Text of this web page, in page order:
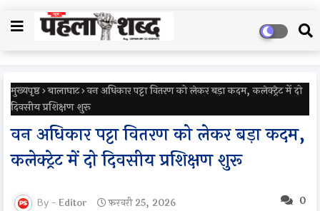
मुख्यपृष्ठ बालाघाट वन अधिकार पट्टा वितरण को लेकर बड़ा कदम, कलेक्ट्रेट में दो
दिवसीय प्रशिक्षण शुरू
वन अधिकार पट्टा वितरण को लेकर बड़ा कदम,
कलेक्ट्रेट में दो दिवसीय प्रशिक्षण शुरू
0
Editor फ़रवरी 25, 2026